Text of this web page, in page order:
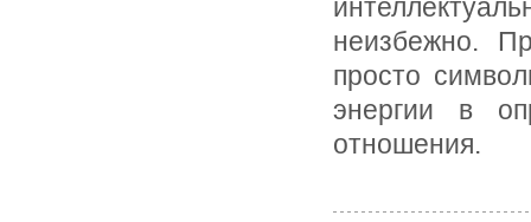
неизбежно.
просто
энергии в
отношения.